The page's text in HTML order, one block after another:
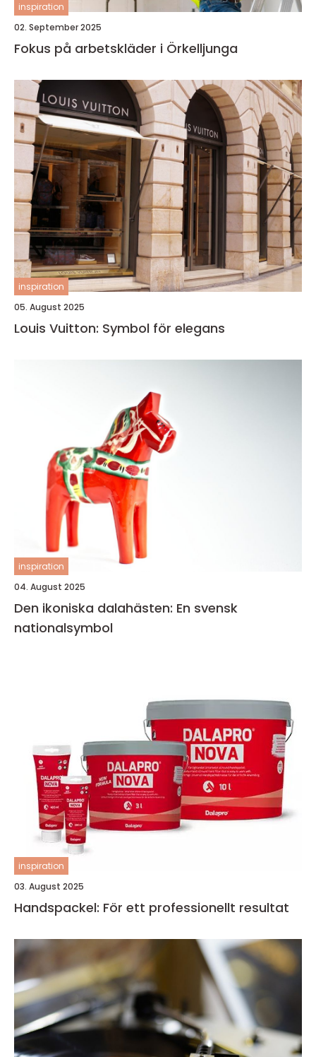
inspiration
02. September 2025
Fokus på arbetskläder i Örkelljunga
inspiration
05. August 2025
Louis Vuitton: Symbol för elegans
inspiration
04. August 2025
Den ikoniska dalahästen: En svensk
nationalsymbol
inspiration
03. August 2025
Handspackel: För ett professionellt resultat